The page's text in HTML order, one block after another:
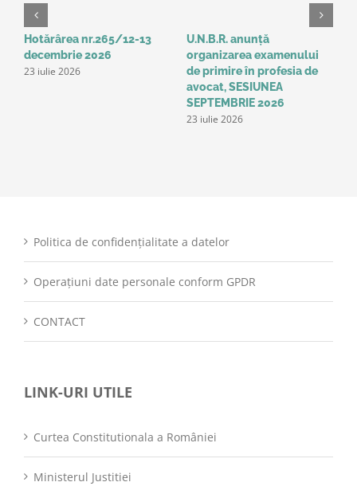
Hotărârea nr.265/12-13
decembrie 2026
23 iulie 2026
U.N.B.R. anunță
organizarea examenului
de primire în profesia de
avocat, SESIUNEA
SEPTEMBRIE 2026
23 iulie 2026
Politica de confidențialitate a datelor
Operațiuni date personale conform GPDR
CONTACT
LINK-URI UTILE
Curtea Constitutionala a României
Ministerul Justitiei